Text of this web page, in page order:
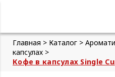
Главная > Каталог >
капсулах >
Кофе в капсулах Single